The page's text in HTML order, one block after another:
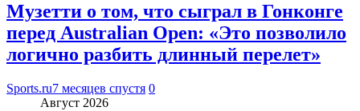
Музетти о том, что сыграл в Гонконге
перед Australian Open: «Это позволило
логично разбить длинный перелет»
Sports.ru7 месяцев спустя 0
Август 2026